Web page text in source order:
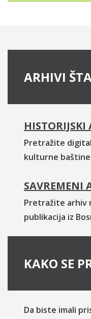
ARHIVI
HISTORIJSKI
Pretražite
kulturne baštine
SAVREMENI
Pretražite arhiv
publikacija iz
KAKO SE
Da biste imali